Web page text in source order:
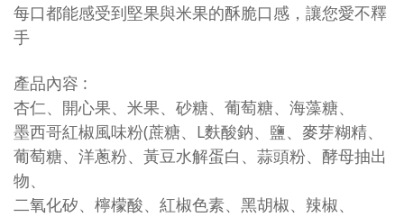
每口都能感受到堅果與米果的酥脆口感，讓您愛不釋
手
產品內容 :
杏仁、開心果、米果、砂糖、葡萄糖、海藻糖、
墨西哥紅椒風味粉(蔗糖、L麩酸鈉、鹽、麥芽糊精、
葡萄糖、洋蔥粉、黃豆水解蛋白、蒜頭粉、酵母抽出
物、
二氧化矽、檸檬酸、紅椒色素、黑胡椒、辣椒、